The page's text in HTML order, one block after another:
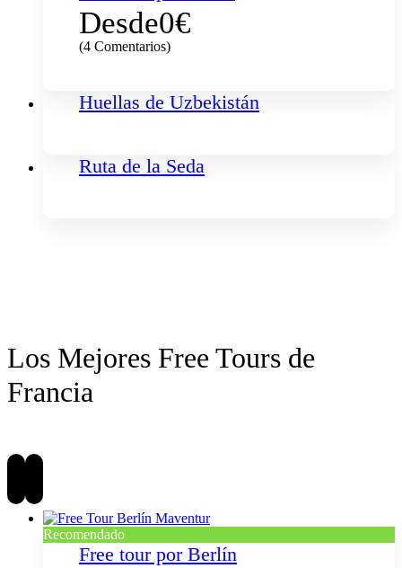
Desde0€
(4 Comentarios)
Huellas de Uzbekistán
Ruta de la Seda
Los Mejores Free Tours de
Francia
Recomendado
Free tour por Berlín